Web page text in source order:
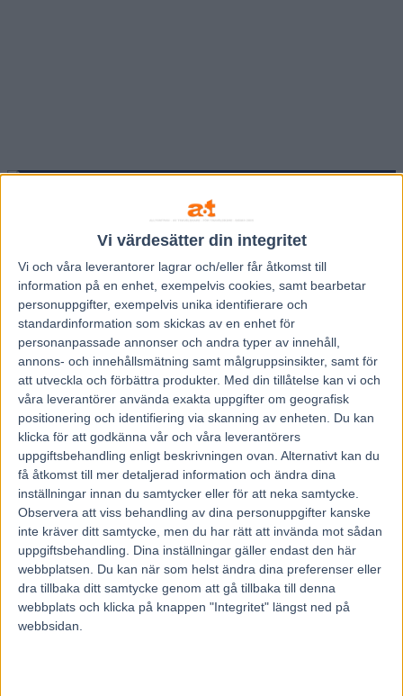
Vi värdesätter din integritet
Vi och våra leverantorer lagrar och/eller får åtkomst till
information på en enhet, exempelvis cookies, samt bearbetar
personuppgifter, exempelvis unika identifierare och
standardinformation som skickas av en enhet för
personanpassade annonser och andra typer av innehåll,
annons- och innehållsmätning samt målgruppsinsikter, samt för
att utveckla och förbättra produkter. Med din tillåtelse kan vi och
våra leverantörer använda exakta uppgifter om geografisk
positionering och identifiering via skanning av enheten. Du kan
klicka för att godkänna vår och våra leverantörers
uppgiftsbehandling enligt beskrivningen ovan. Alternativt kan du
få åtkomst till mer detaljerad information och ändra dina
inställningar innan du samtycker eller för att neka samtycke.
Observera att viss behandling av dina personuppgifter kanske
inte kräver ditt samtycke, men du har rätt att invända mot sådan
uppgiftsbehandling. Dina inställningar gäller endast den här
webbplatsen. Du kan när som helst ändra dina preferenser eller
dra tillbaka ditt samtycke genom att gå tillbaka till denna
webbplats och klicka på knappen "Integritet" längst ned på
webbsidan.
Nya Spring Erom är ruskigt fin – spikar!
23 juni, 2017
139
Okej, Kalmar kör ingen duell mellan Nuncio on On Track ­Piraten.
Men vad sägs om nya Spring Erom som klar i lägsta klassen?
Och så dyker Rajesh Faces starka brorsa upp, Godzilla som häst.
Jag vet inte om midsommar är den bästa travhelgen på året, det finns
ju fler såna och de avlöser varandra nu, men nog är det speciellt när
sommaren tar sats likt en längdhoppare och startlistorna är smockade
av löften?
Att det sedan blir en och annan regnskur och torskbong vet vi
ju. Vem bryr sig, vi är ju svenskar och travspelare.
Förstapriset gick till Dalarna, Siljan och Rättvik (GS75) med Nuncio
mot hemmastjärnan On Track Piraten i duell på lördagen och ett
fyraåringslopp som ser ut som något slags final för de bästa i landet.
Men det är alltså bara ett försök i Breeders Crown.